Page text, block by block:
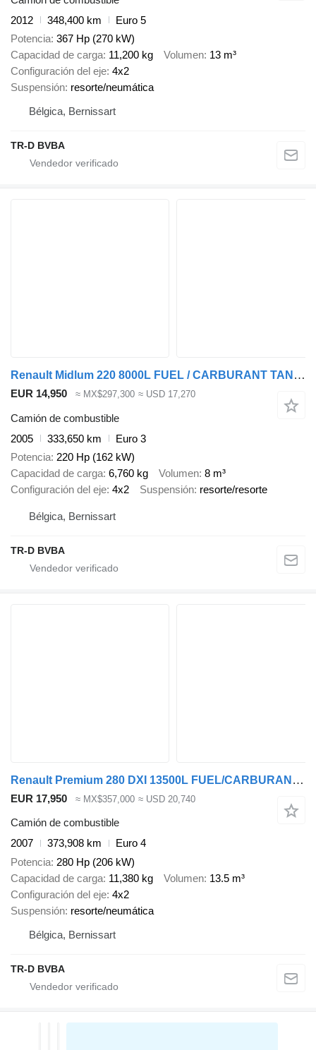
2012
348,400 km
Euro 5
Potencia 367 Hp (270 kW)
Capacidad de carga 11,200 kg Volumen 13 m³
Configuración del eje 4x2
Suspensión resorte/neumática
Bélgica, Bernissart
TR-D BVBA
Renault Midlum 220 8000L FUEL / CARBURANT TANK - 3 COMP/ A LAMES
EUR 14,950 ≈ MX$297,300 ≈ USD 17,270
Camión de combustible
2005
333,650 km
Euro 3
Potencia 220 Hp (162 kW)
Capacidad de carga 6,760 kg Volumen 8 m³
Configuración del eje 4x2 Suspensión resorte/resorte
Bélgica, Bernissart
TR-D BVBA
Renault Premium 280 DXI 13500L FUEL/CARBURANT - 4 COMP
EUR 17,950 ≈ MX$357,000 ≈ USD 20,740
Camión de combustible
2007
373,908 km
Euro 4
Potencia 280 Hp (206 kW)
Capacidad de carga 11,380 kg Volumen 13.5 m³
Configuración del eje 4x2
Suspensión resorte/neumática
Bélgica, Bernissart
TR-D BVBA